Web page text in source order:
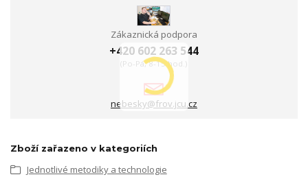
Zákaznická podpora
+420 602 263 544
(Po-Pá, 8-15 hod.)
nebesky@frov.jcu.cz
Zboží zařazeno v kategoriích
Jednotlivé metodiky a technologie